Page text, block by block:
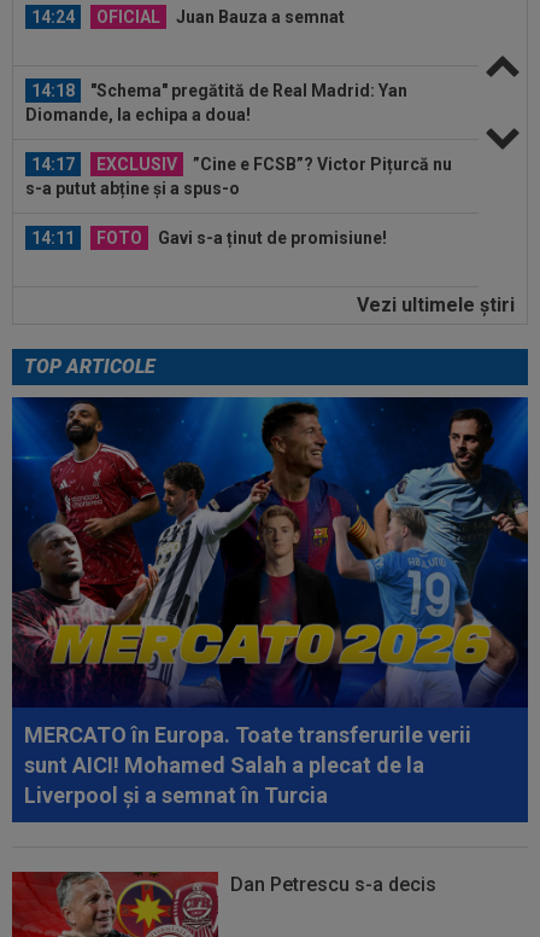
14:24 OFICIAL Juan Bauza a semnat
14:18
"Schema" pregătită de Real Madrid: Yan
Diomande, la echipa a doua!
14:17 EXCLUSIV
”Cine e FCSB”? Victor Pițurcă nu
s-a putut abține și a spus-o
14:11 FOTO Gavi s-a ținut de promisiune!
Rapid a fost acuzată de ”încălcarea
13:37 EXCLUSIV
Ilie Dumitrescu l-a găsit vinovat la
FCSB: ”N-ai cum să faci asta. Semnal de...
14:59
Abia aștepta! Carragher l-a pus la colț pe Mo
Salah: "Mă gândeam că vrea să...
14:51 OFICIAL
Lotul Universității Craiova la meciul
cu KuPS din Europa League: reveniri...
14:24 OFICIAL Juan Bauza a semnat
14:18
"Schema" pregătită de Real Madrid: Yan
Diomande, la echipa a doua!
14:17 EXCLUSIV
”Cine e FCSB”? Victor Pițurcă nu
s-a putut abține și a spus-o
Vezi ultimele ştiri
TOP ARTICOLE
MERCATO în Europa. Toate transferurile verii
sunt AICI! Mohamed Salah a plecat de la
Liverpool și a semnat în Turcia
Dan Petrescu s-a decis